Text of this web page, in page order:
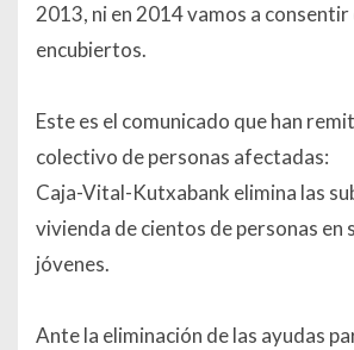
2013, ni en 2014 vamos a consentir
encubiertos.
Este es el comunicado que han
colectivo de personas afectadas:
Caja-Vital-Kutxabank elimina las
vivienda de cientos de personas en
jóvenes.
Ante la eliminación de las ayudas